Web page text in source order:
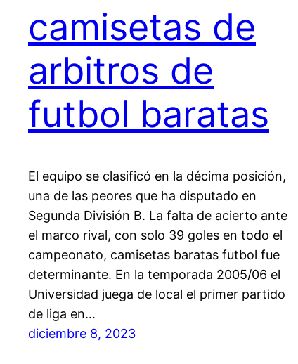
camisetas de
arbitros de
futbol baratas
El equipo se clasificó en la décima posición,
una de las peores que ha disputado en
Segunda División B. La falta de acierto ante
el marco rival, con solo 39 goles en todo el
campeonato, camisetas baratas futbol fue
determinante. En la temporada 2005/06 el
Universidad juega de local el primer partido
de liga en…
diciembre 8, 2023